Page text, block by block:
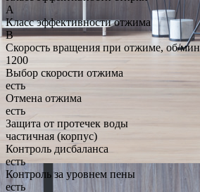
A
Класс эффективности отжима
B
Скорость вращения при отжиме, об/мин
1200
Выбор скорости отжима
есть
Отмена отжима
есть
Защита от протечек воды
частичная (корпус)
Контроль дисбаланса
есть
Контроль за уровнем пены
есть